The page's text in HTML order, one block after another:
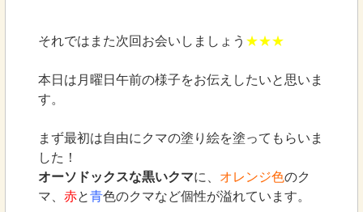
それではまた次回お会いしましょう ★★★
本日は月曜日午前の様子をお伝えしたいと思いま
す。
まず最初は自由にクマの塗り絵を塗ってもらいま
した！
オーソドックスな黒いクマに、 オレンジ色のク
マ、 赤と青色のクマなど個性が溢れています。